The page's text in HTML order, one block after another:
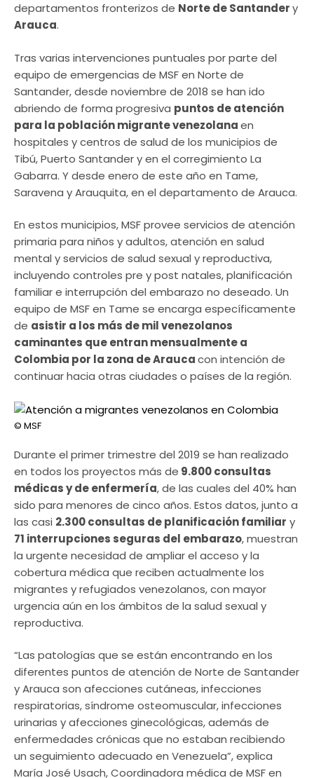
departamentos fronterizos de Norte de Santandery
Arauca.
Tras varias intervenciones puntuales por parte del
equipo de emergencias de MSF en Norte de
Santander, desde noviembre de 2018 se han ido
abriendo de forma progresiva puntos de atención
para la población migrante venezolanaen
hospitales y centros de salud de los municipios de
Tibú, Puerto Santander y en el corregimiento La
Gabarra. Y desde enero de este año en Tame,
Saravena y Arauquita, en el departamento de Arauca.
En estos municipios, MSF provee servicios de atención
primaria para niños y adultos, atención en salud
mental y servicios de salud sexual y reproductiva,
incluyendo controles pre y post natales, planificación
familiar e interrupción del embarazo no deseado. Un
equipo de MSF en Tame se encarga específicamente
de asistir a los más de mil venezolanos
caminantes que entran mensualmente a
Colombia por la zona de Araucacon intención de
continuar hacia otras ciudades o países de la región.
© MSF
Durante el primer trimestre del 2019 se han realizado
en todos los proyectos más de 9.800 consultas
médicas y de enfermería, de las cuales del 40% han
sido para menores de cinco años. Estos datos, junto a
las casi 2.300 consultas de planificación familiar y
71 interrupciones seguras del embarazo, muestran
la urgente necesidad de ampliar el acceso y la
cobertura médica que reciben actualmente los
migrantes y refugiados venezolanos, con mayor
urgencia aún en los ámbitos de la salud sexual y
reproductiva.
“Las patologías que se están encontrando en los
diferentes puntos de atención de Norte de Santander
y Arauca son afecciones cutáneas, infecciones
respiratorias, síndrome osteomuscular, infecciones
urinarias y afecciones ginecológicas, además de
enfermedades crónicas que no estaban recibiendo
un seguimiento adecuado en Venezuela”, explica
María José Usach, Coordinadora médica de MSF en